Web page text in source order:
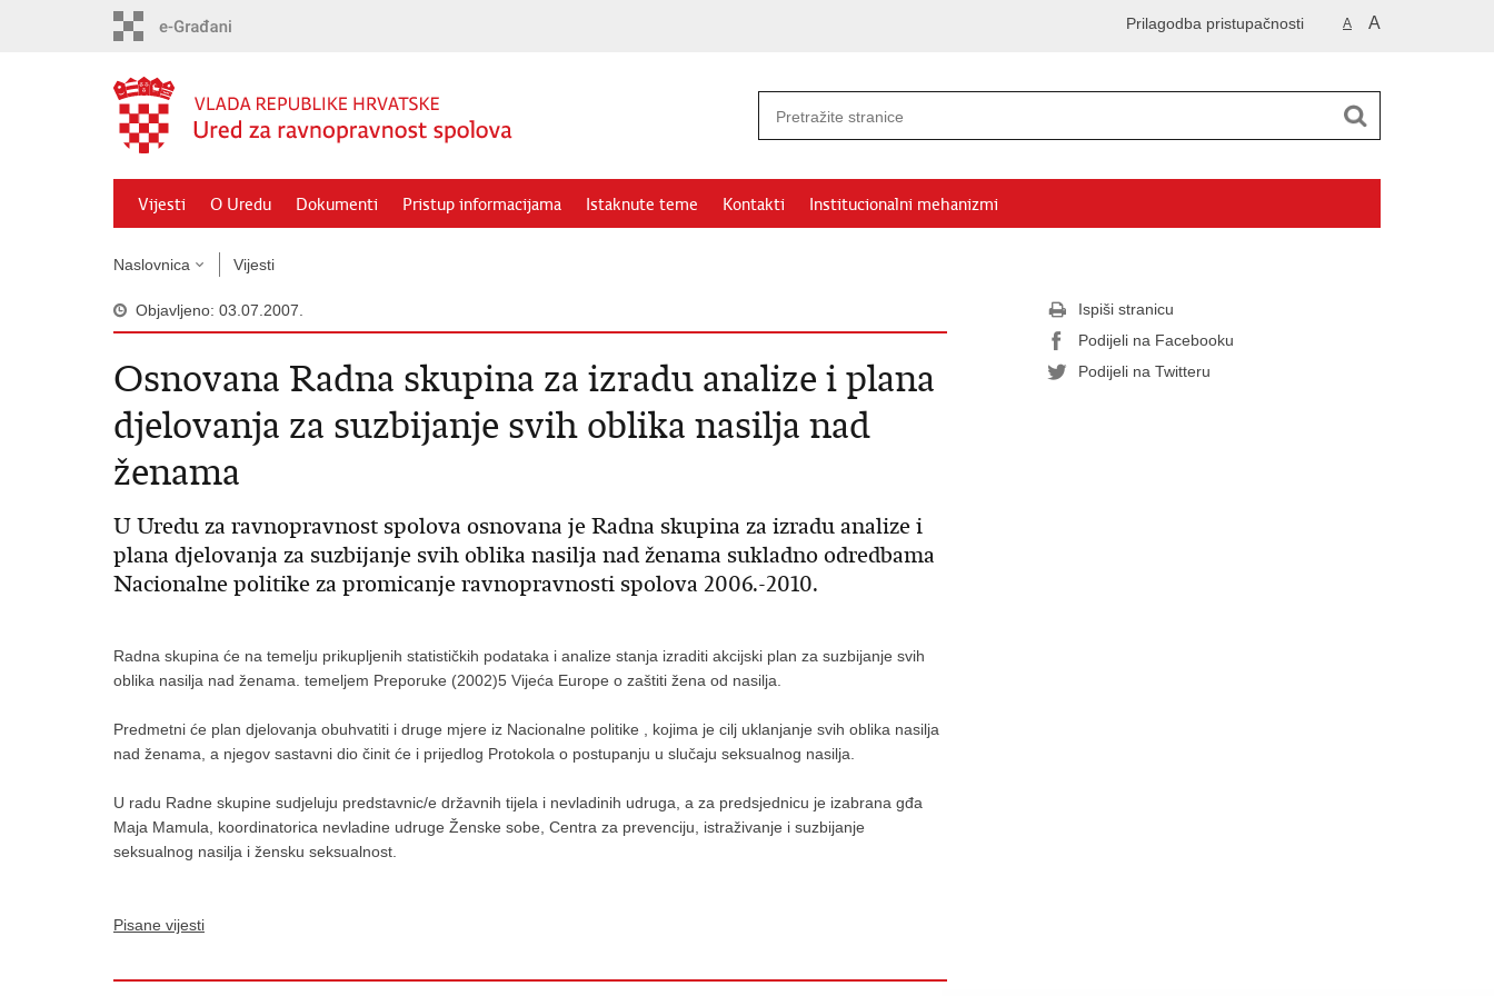
A A
Prilagodba pristupačnosti
Vijesti O Uredu Dokumenti Pristup informacijama Istaknute teme Kontakti Institucionalni mehanizmi
Naslovnica Vijesti
Objavljeno: 03.07.2007.
Osnovana Radna skupina za izradu analize i plana
djelovanja za suzbijanje svih oblika nasilja nad
ženama
U Uredu za ravnopravnost spolova osnovana je Radna skupina za izradu analize i
plana djelovanja za suzbijanje svih oblika nasilja nad ženama sukladno odredbama
Nacionalne politike za promicanje ravnopravnosti spolova 2006.-2010.
Radna skupina će na temelju prikupljenih statističkih podataka i analize stanja izraditi akcijski plan za suzbijanje svih
oblika nasilja nad ženama. temeljem Preporuke (2002)5 Vijeća Europe o zaštiti žena od nasilja.
Predmetni će plan djelovanja obuhvatiti i druge mjere iz Nacionalne politike , kojima je cilj uklanjanje svih oblika nasilja
nad ženama, a njegov sastavni dio činit će i prijedlog Protokola o postupanju u slučaju seksualnog nasilja.
U radu Radne skupine sudjeluju predstavnic/e državnih tijela i nevladinih udruga, a za predsjednicu je izabrana gđa
Maja Mamula, koordinatorica nevladine udruge Ženske sobe, Centra za prevenciju, istraživanje i suzbijanje
seksualnog nasilja i žensku seksualnost.
Pisane vijesti
Ispiši stranicu
Podijeli na Facebooku
Podijeli na Twitteru